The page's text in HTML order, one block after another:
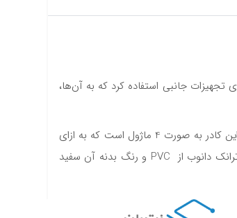
تجهیزات جانبی استفاده کرد که به آن‌ها،
کادرماژول قطعه ای از تجهیزات پسیو شبکه است. این محصول برای نصب پریز‌های برق، شبکه و تلفن بر روی درب ترانکینگ‌ها مورد استفاده قرار می‌گیرد. این کادر به صورت 4 ماژول است که به ازای
اشغال می‌کند؛ یعنی 1 پریز استاندارد در آن جای می‌گیرد. جنس کادر ماژول 50*101 ترانک دانوب از PVC و رنگ بدنه آن سفید